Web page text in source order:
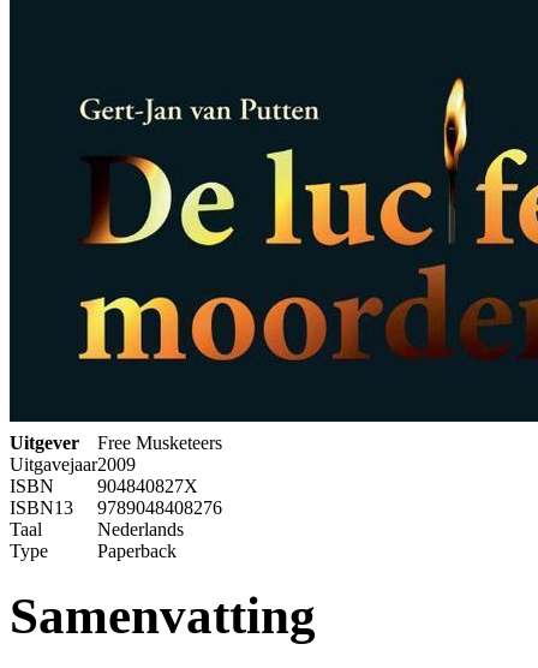
Uitgever
Free Musketeers
Uitgavejaar2009
ISBN
904840827X
ISBN13
9789048408276
Taal
Nederlands
Type
Paperback
Samenvatting